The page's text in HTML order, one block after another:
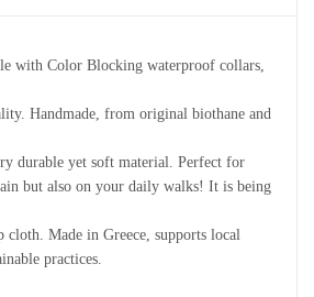
with Color Blocking waterproof collars,
Handmade, from original biothane and
durable yet soft material. Perfect for
but also on your daily walks! It is being
cloth. Made in Greece, supports local
practices.